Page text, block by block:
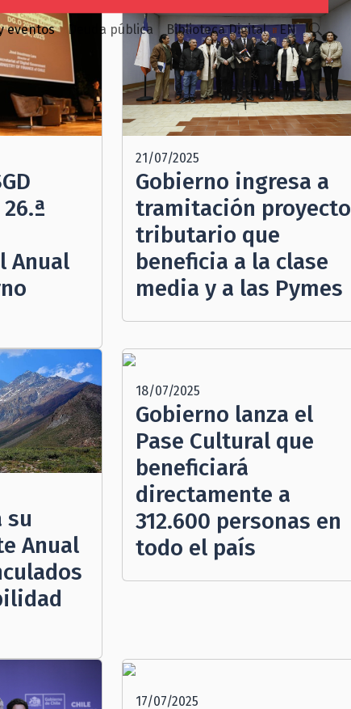
eventos Deuda pública Biblioteca Digital EN
Anual
21/07/2025
Gobierno ingresa a
tramitación proyecto
tributario que
beneficia a la clase
media y a las Pymes
su
Anual
18/07/2025
Gobierno lanza el
Pase Cultural que
beneficiará
directamente a
312.600 personas en
todo el país
17/07/2025